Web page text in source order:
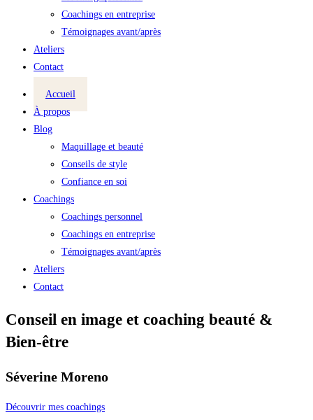
Coachings en entreprise
Témoignages avant/après
Ateliers
Contact
Accueil
À propos
Blog
Maquillage et beauté
Conseils de style
Confiance en soi
Coachings
Coachings personnel
Coachings en entreprise
Témoignages avant/après
Ateliers
Contact
Conseil en image et coaching beauté &
Bien-être
Séverine Moreno
Découvrir mes coachings